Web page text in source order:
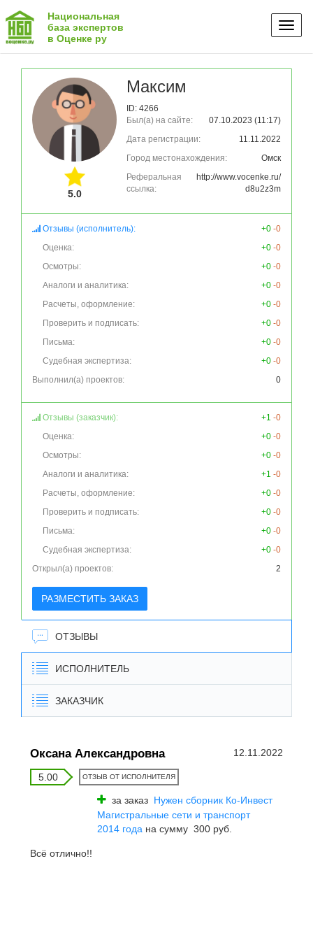
Национальная
база экспертов
в Оценке ру
5.0
Максим
ID: 4266
Был(а) на сайте:
07.10.2023 (11:17)
Дата регистрации:
11.11.2022
Город местонахождения:
Омск
Реферальная
ссылка:
http://www.vocenke.ru/
d8u2z3m
Отзывы (исполнитель): +0 -0
Оценка:
+0 -0
Осмотры:
+0 -0
Аналоги и аналитика:
+0 -0
Расчеты, оформление:
+0 -0
Проверить и подписать:
+0 -0
Письма:
+0 -0
Судебная экспертиза:
+0 -0
Выполнил(а) проектов:
0
Отзывы (заказчик): +1 -0
Оценка:
+0 -0
Осмотры:
+0 -0
Аналоги и аналитика:
+1 -0
Расчеты, оформление:
+0 -0
Проверить и подписать:
+0 -0
Письма:
+0 -0
Судебная экспертиза:
+0 -0
Открыл(а) проектов:
2
РАЗМЕСТИТЬ ЗАКАЗ
ОТЗЫВЫ
ИСПОЛНИТЕЛЬ
ЗАКАЗЧИК
Оксана Александровна 12.11.2022
5.00 ОТЗЫВ ОТ ИСПОЛНИТЕЛЯ
за заказ Нужен сборник Ко-Инвест
Магистральные сети и транспорт
2014 года на сумму 300 руб.
Всё отлично!!